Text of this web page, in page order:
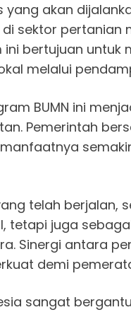
akan
sektor pertanian
ini bertujuan
melalui
BUMN ini
Pemerintah
telah berjalan,
tetapi juga
Sinergi antara
demi
sangat